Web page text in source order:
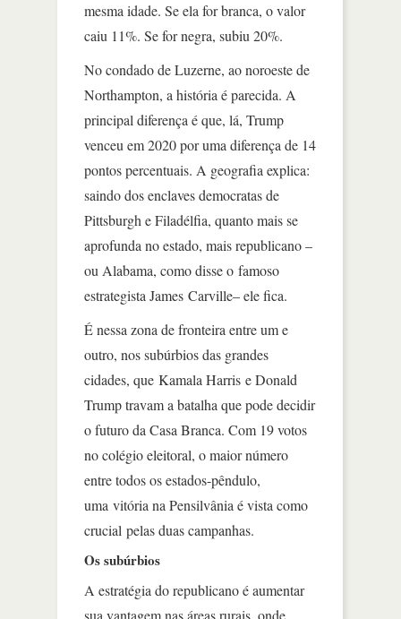
mesma idade. Se ela for branca, o valor
caiu 11%. Se for negra, subiu 20%.
No condado de Luzerne, ao noroeste de
Northampton, a história é parecida. A
principal diferença é que, lá, Trump
venceu em 2020 por uma diferença de 14
pontos percentuais. A geografia explica:
saindo dos enclaves democratas de
Pittsburgh e Filadélfia, quanto mais se
aprofunda no estado, mais republicano –
ou Alabama, como disse o famoso
estrategista James Carville– ele fica.
É nessa zona de fronteira entre um e
outro, nos subúrbios das grandes
cidades, que Kamala Harris e Donald
Trump travam a batalha que pode decidir
o futuro da Casa Branca. Com 19 votos
no colégio eleitoral, o maior número
entre todos os estados-pêndulo,
uma vitória na Pensilvânia é vista como
crucial pelas duas campanhas.
Os subúrbios
A estratégia do republicano é aumentar
sua vantagem nas áreas rurais, onde